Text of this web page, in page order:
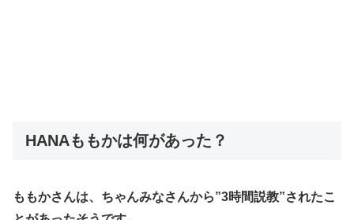
HANAももかは何があった？
ももかさんは、ちゃんみなさんから”3時間説教”されたこ